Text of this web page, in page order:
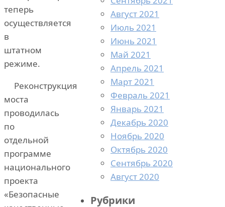
теперь
осуществляется
в
штатном
режиме.
Реконструкция
моста
проводилась
по
отдельной
программе
национального
проекта
«Безопасные
Август 2021
Июль 2021
Июнь 2021
Май 2021
Апрель 2021
Март 2021
Февраль 2021
Январь 2021
Декабрь 2020
Ноябрь 2020
Октябрь 2020
Сентябрь 2020
Август 2020
Рубрики